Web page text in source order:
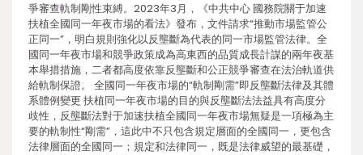
爭審查軌制剛性束縛。2023年3月，《中共中心 國務院關于加速
扶植全國同一年夜市場的看法》發布，文件請求“推動市場監管公
正同一”，明白規則強化以反壟斷為代表的同一市場監管法律。全
國同一年夜市場和競爭政策成為高東西的品質成長計謀的兩年夜基
本舉措措施，二者都高度依靠反壟斷和公正競爭審查在法治軌道供
給軌制保證。 全國同一年夜市場的“軌制剛需”即反壟斷法律及其體
系體例變更 扶植同一年夜市場的目的與反壟斷法法益具有高度分
歧性，反壟斷法對于加速扶植全國同一年夜市場無疑是一項極為主
要的軌制性“剛需”，這此中不只包含規定層面的全國同一，更包含
法律層面的全國同一；規定和法律同一，既是法律威望的最基礎，